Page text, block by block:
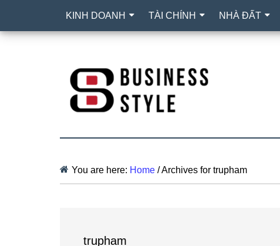
KINH DOANH TÀI CHÍNH NHÀ ĐẤT
You are here: Home /Archives for trupham
trupham